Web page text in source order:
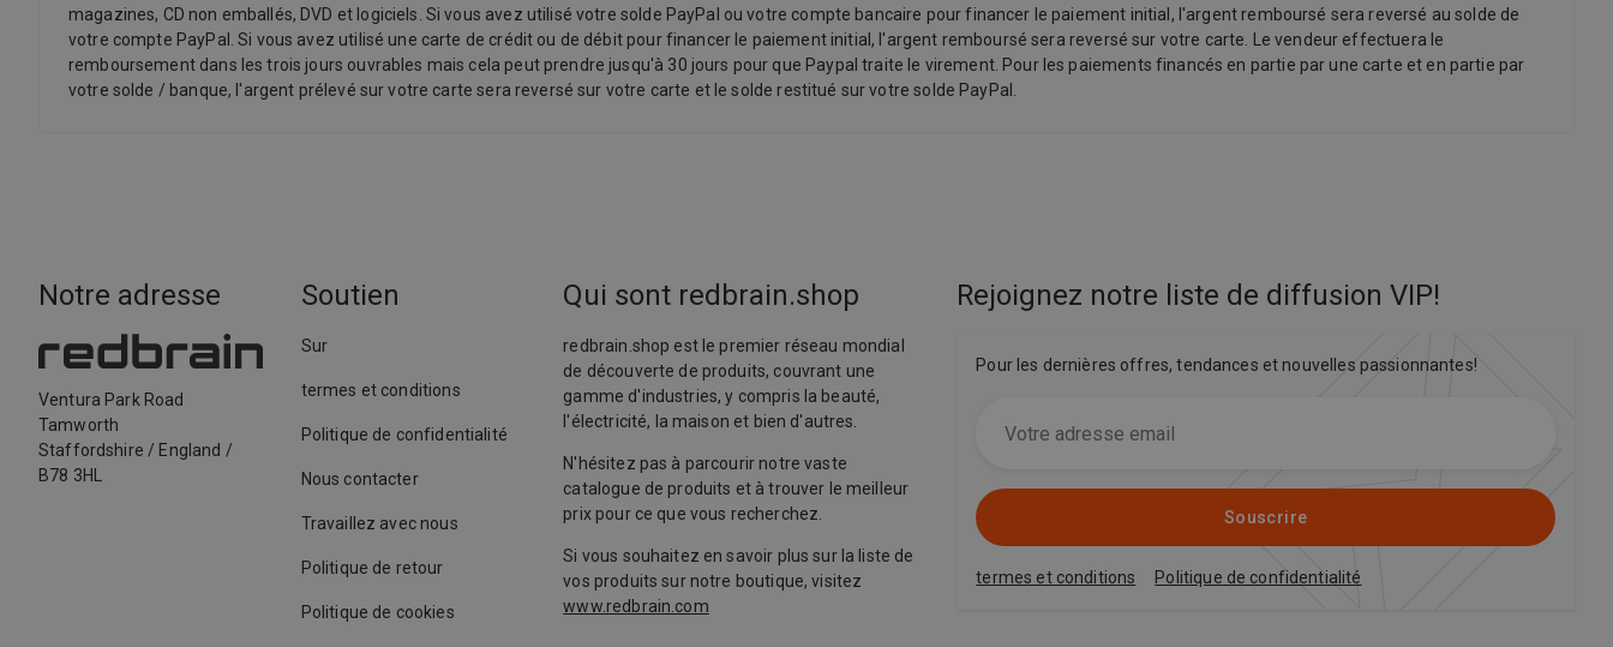
magazines, CD non emballés, DVD et logiciels. Si vous avez utilisé votre solde PayPal ou votre compte bancaire pour financer le paiement initial, l'argent remboursé sera reversé au solde de
votre compte PayPal. Si vous avez utilisé une carte de crédit ou de débit pour financer le paiement initial, l'argent remboursé sera reversé sur votre carte. Le vendeur effectuera le
remboursement dans les trois jours ouvrables mais cela peut prendre jusqu'à 30 jours pour que Paypal traite le virement. Pour les paiements financés en partie par une carte et en partie par
votre solde / banque, l'argent prélevé sur votre carte sera reversé sur votre carte et le solde restitué sur votre solde PayPal.
Notre adresse
Ventura Park Road
Tamworth
Staffordshire / England /
B78 3HL
Soutien
Sur
termes et conditions
Politique de confidentialité
Nous contacter
Travaillez avec nous
Politique de retour
Politique de cookies
Qui sont redbrain.shop
redbrain.shop est le premier réseau mondial
de découverte de produits, couvrant une
gamme d'industries, y compris la beauté,
l'électricité, la maison et bien d'autres.
N'hésitez pas à parcourir notre vaste
catalogue de produits et à trouver le meilleur
prix pour ce que vous recherchez.
Si vous souhaitez en savoir plus sur la liste de
vos produits sur notre boutique, visitez
www.redbrain.com
Rejoignez notre liste de diffusion VIP!
Pour les dernières offres, tendances et nouvelles passionnantes!
Souscrire
termes et conditions Politique de confidentialité